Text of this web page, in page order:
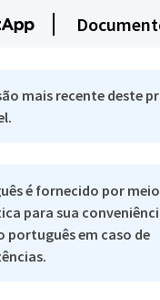
mais recente deste
é fornecido por
para sua
português em caso de